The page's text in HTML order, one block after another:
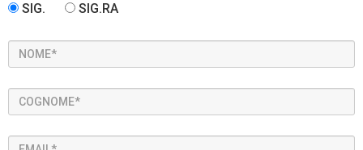
SIG. SIG.RA